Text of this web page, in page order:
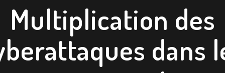
Multiplication des
dans